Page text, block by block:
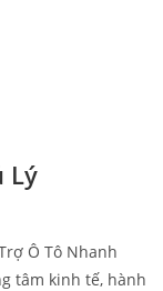
Lý
Ô Tô Nhanh
tâm kinh tế, hành